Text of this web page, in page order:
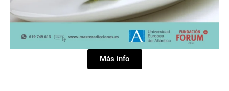
Más info